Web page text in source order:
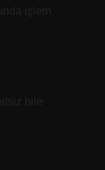
işlem
bile